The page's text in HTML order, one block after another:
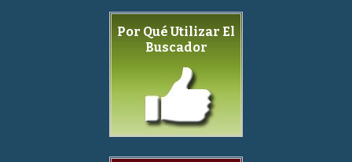
Por Qué Utilizar El
Buscador